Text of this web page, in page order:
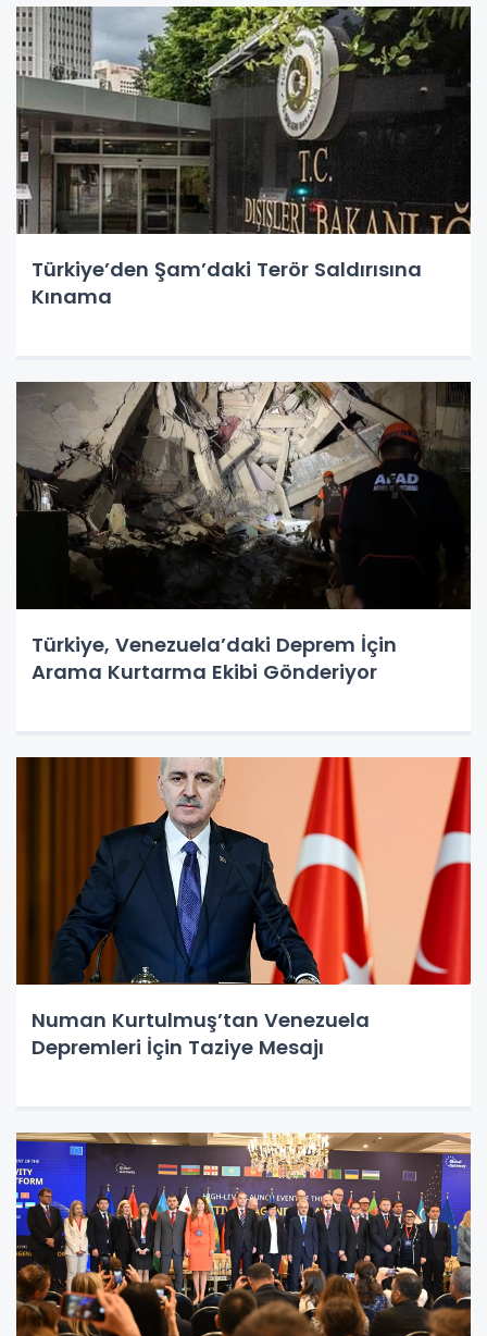
Türkiye’den Şam’daki Terör Saldırısına
Kınama
Türkiye, Venezuela’daki Deprem İçin
Arama Kurtarma Ekibi Gönderiyor
Numan Kurtulmuş’tan Venezuela
Depremleri İçin Taziye Mesajı